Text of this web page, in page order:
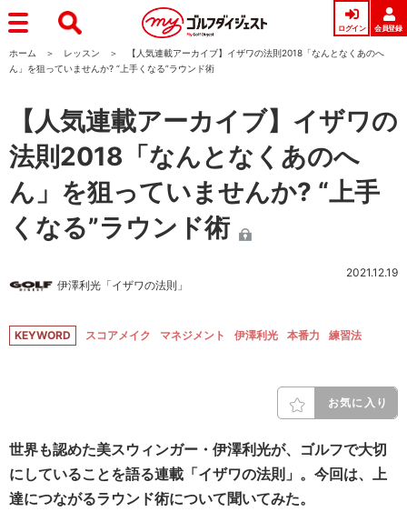
ログイン 会員登録
ホーム レッスン
【人気連載アーカイブ】イザワの法則2018「なんとなくあのへ
ん」を狙っていませんか? “上手くなる”ラウンド術
【人気連載アーカイブ】イザワの
法則2018「なんとなくあのへ
ん」を狙っていませんか? “上手
くなる”ラウンド術
伊澤利光「イザワの法則」
2021.12.19
KEYWORD スコアメイク マネジメント 伊澤利光 本番力 練習法
お気に入り
世界も認めた美スウィンガー・伊澤利光が、ゴルフで大切
にしていることを語る連載「イザワの法則」。今回は、上
達につながるラウンド術について聞いてみた。